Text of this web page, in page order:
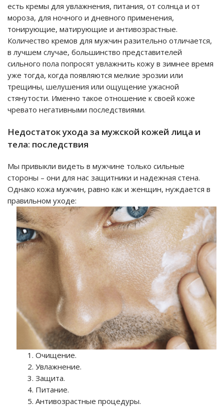
есть кремы для увлажнения, питания, от солнца и от
мороза, для ночного и дневного применения,
тонирующие, матирующие и антивозрастные.
Количество кремов для мужчин разительно отличается,
в лучшем случае, большинство представителей
сильного пола попросят увлажнить кожу в зимнее время
уже тогда, когда появляются мелкие эрозии или
трещины, шелушения или ощущение ужасной
стянутости. Именно такое отношение к своей коже
чревато негативными последствиями.
Недостаток ухода за мужской кожей лица и
тела: последствия
Мы привыкли видеть в мужчине только сильные
стороны – они для нас защитники и надежная стена.
Однако кожа мужчин, равно как и женщин, нуждается в
правильном уходе:
Очищение.
Увлажнение.
Защита.
Питание.
Антивозрастные процедуры.